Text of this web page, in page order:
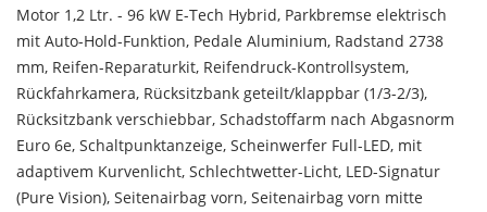
Motor 1,2 Ltr. - 96 kW E-Tech Hybrid, Parkbremse elektrisch
mit Auto-Hold-Funktion, Pedale Aluminium, Radstand 2738
mm, Reifen-Reparaturkit, Reifendruck-Kontrollsystem,
Rückfahrkamera, Rücksitzbank geteilt/klappbar (1/3-2/3),
Rücksitzbank verschiebbar, Schadstoffarm nach Abgasnorm
Euro 6e, Schaltpunktanzeige, Scheinwerfer Full-LED, mit
adaptivem Kurvenlicht, Schlechtwetter-Licht, LED-Signatur
(Pure Vision), Seitenairbag vorn, Seitenairbag vorn mitte